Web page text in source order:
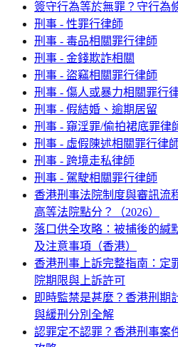
簽守行為等於無罪？守行為
刑事 - 性罪行律師
刑事 - 毒品相關罪行律師
刑事 - 金錢欺詐相關
刑事 - 盜竊相關罪行律師
刑事 - 傷人或暴力相關罪行
刑事 - 假結婚、逾期居留
刑事 - 窺淫罪/偷拍裙底罪律
刑事 - 虛假陳述相關罪行律
刑事 - 跨境走私律師
刑事 - 駕駛相關罪行律師
香港刑事法院制度與審訊流
高等法院點分？（2026）
落口供全攻略：被捕後的緘
及注意事項（香港）
香港刑事上訴完整指南：定
院期限與上訴許可
即時監禁是甚麼？香港刑期
與緩刑分別全解
認罪定不認罪？香港刑事案